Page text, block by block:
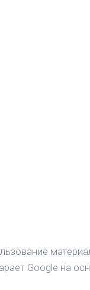
Google на